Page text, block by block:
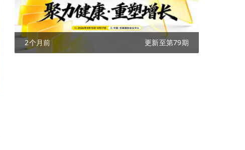
2个月前 更新至第79期